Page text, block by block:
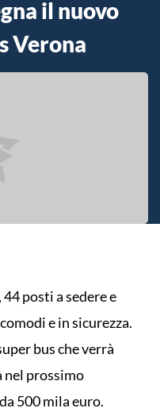
il nuovo
Verona
posti a sedere e
e in sicurezza.
bus che verrà
nel prossimo
500 mila euro.